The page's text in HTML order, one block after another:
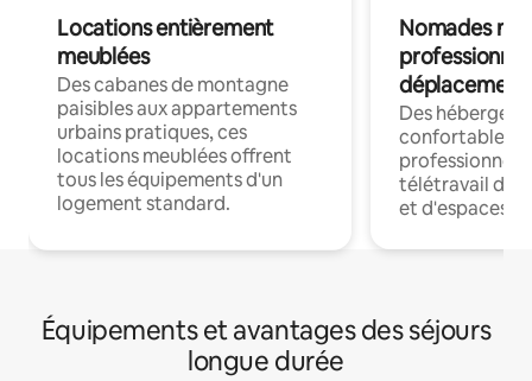
Locations entièrement
meublées
Des cabanes de montagne
paisibles aux appartements
urbains pratiques, ces
locations meublées offrent
tous les équipements d'un
logement standard.
Nomades
déplacement
Des
confortables
professionnels
télétravail
et d'espaces
Équipements et avantages des séjours
longue durée